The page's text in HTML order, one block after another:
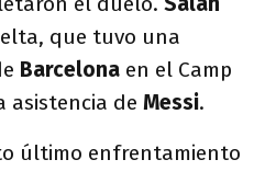
que tuvo una
Barcelona en el Camp
asistencia de Messi.
último enfrentamiento